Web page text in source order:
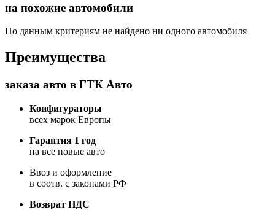
на похожие автомобили
По данным критериям не найдено ни одного автомобиля
Преимущества
заказа авто в ГТК Авто
Конфигураторы
всех марок Европы
Гарантия 1 год
на все новые авто
Ввоз и оформление
в соотв. с законами РФ
Возврат НДС